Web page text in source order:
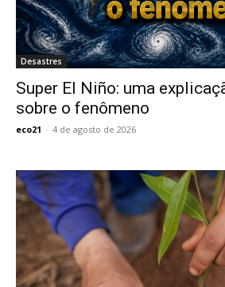
Desastres
Super El Niño: uma
sobre o fenômeno
eco21 - 4 de agosto de 2026